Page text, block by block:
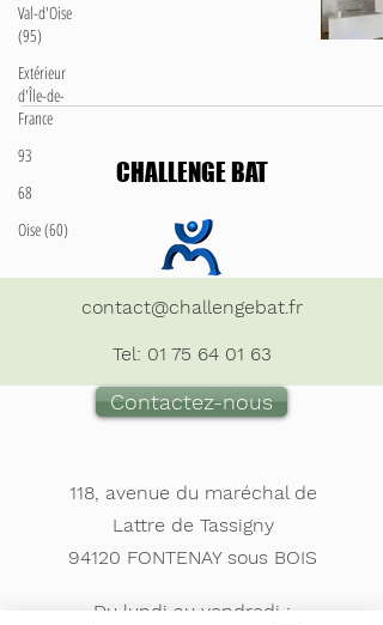
Val-d'Oise
(95)
Extérieur
d'Île-de-
France
93
68
Oise (60)
CHALLENGE BAT
contact@challengebat.fr
Tel: 01 75 64 01 63
Contactez-nous
Du lundi au vendredi :
118, avenue du maréchal de
Lattre de Tassigny
94120 FONTENAY sous BOIS